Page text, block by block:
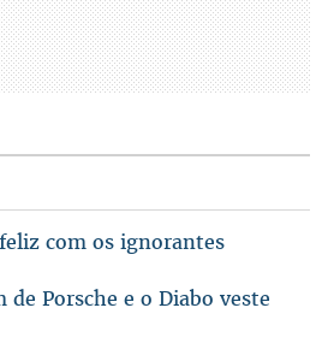
com os ignorantes
de Porsche e o Diabo veste